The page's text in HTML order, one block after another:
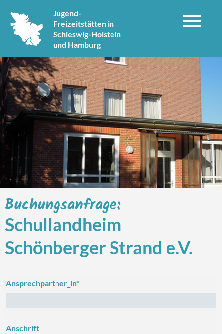
Jugend-
Freizeitstätten in
Schleswig-Holstein
und Hamburg
Buchungsanfrage:
Schullandheim
Schönberger Strand e.V.
Ansprechpartner_in*
Anschrift